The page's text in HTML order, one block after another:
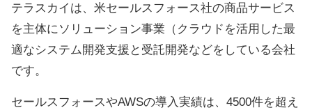
テラスカイは、米セールスフォース社の商品サービス
を主体にソリューション事業（クラウドを活用した最
適なシステム開発支援と受託開発などをしている会社
です。
セールスフォースやAWSの導入実績は、4500件を超え